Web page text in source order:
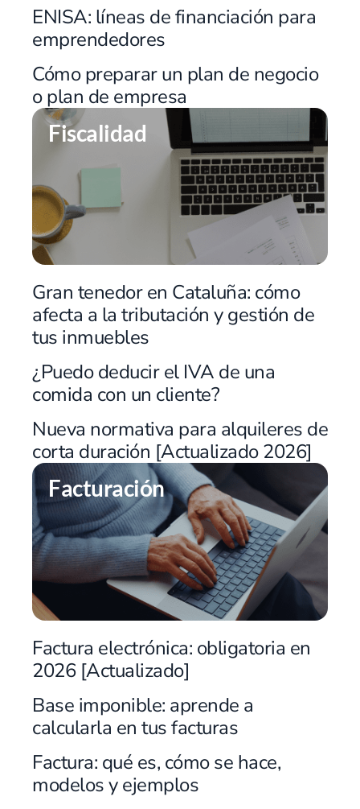
ENISA: líneas de financiación para
emprendedores
Cómo preparar un plan de negocio
o plan de empresa
Fiscalidad
Gran tenedor en Cataluña: cómo
afecta a la tributación y gestión de
tus inmuebles
¿Puedo deducir el IVA de una
comida con un cliente?
Nueva normativa para alquileres de
corta duración [Actualizado 2026]
Facturación
Factura electrónica: obligatoria en
2026 [Actualizado]
Base imponible: aprende a
calcularla en tus facturas
Factura: qué es, cómo se hace,
modelos y ejemplos